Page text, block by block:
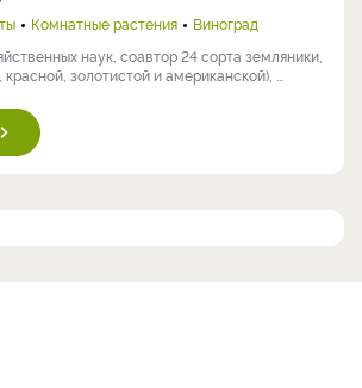
Комнатные растения
Виноград
наук, соавтор 24 сорта земляники,
золотистой и американской), ...